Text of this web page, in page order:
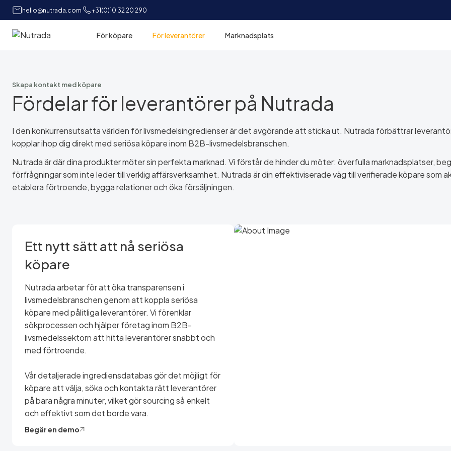
hello@nutrada.com +31(0)10 32 20 290
Hem För köpare För leverantörer Marknadsplats
Skapa kontakt med köpare
Fördelar för leverantörer på Nutrada
I den konkurrensutsatta världen för livsmedelsingredienser är det avgörande att sticka ut. Nutrada förbättrar
kopplar ihop dig direkt med seriösa köpare inom B2B-livsmedelsbranschen.
Nutrada är där dina produkter möter sin perfekta marknad. Vi förstår de hinder du möter: överfulla marknadsplatser,
förfrågningar som inte leder till verklig affärsverksamhet. Nutrada är din effektiviserade väg till verifierade köpare som
etablera förtroende, bygga relationer och öka försäljningen.
Ett nytt sätt att nå seriösa
köpare
Nutrada arbetar för att öka transparensen i
livsmedelsbranschen genom att koppla seriösa
köpare med pålitliga leverantörer. Vi förenklar
sökprocessen och hjälper företag inom B2B-
livsmedelssektorn att hitta leverantörer snabbt och
med förtroende.
Vår detaljerade ingrediensdatabas gör det möjligt för
köpare att välja, söka och kontakta rätt leverantörer
på bara några minuter, vilket gör sourcing så enkelt
och effektivt som det borde vara.
Begär en demo